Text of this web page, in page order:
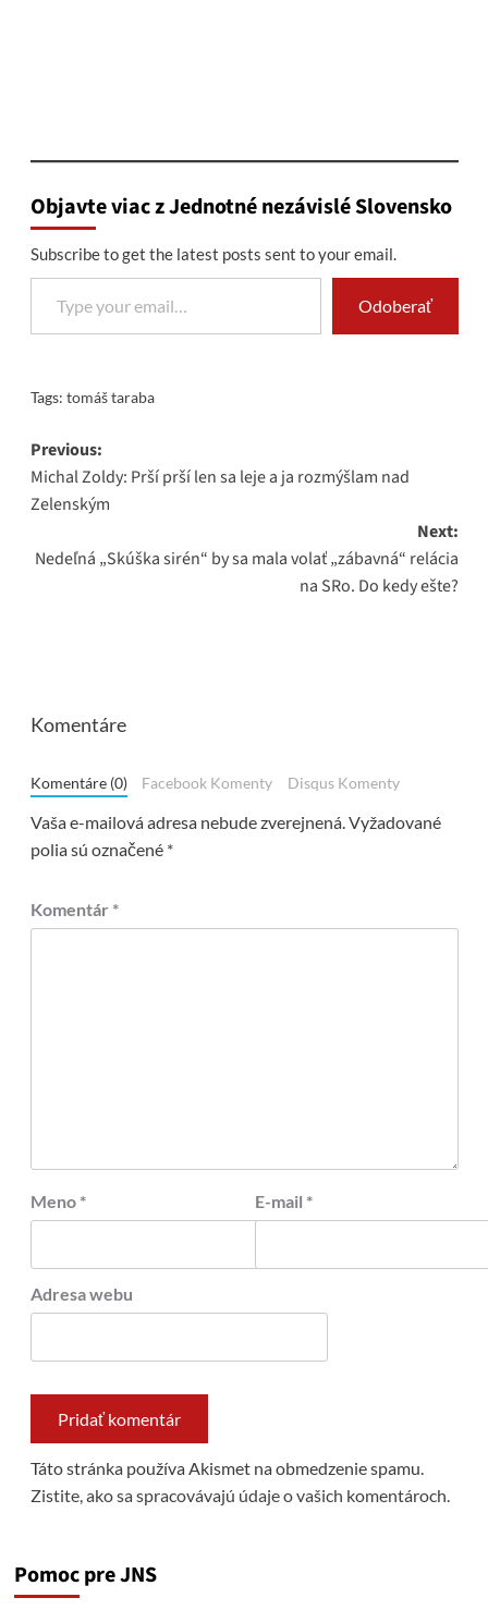
Objavte viac z Jednotné nezávislé Slovensko
Subscribe to get the latest posts sent to your email.
Type your email…
Odoberať
Tags: tomáš taraba
Post
navigation
Previous:
Michal Zoldy: Prší prší len sa leje a ja rozmýšlam nad
Zelenským
Next:
Nedeľná „Skúška sirén“ by sa mala volať „zábavná“ relácia
na SRo. Do kedy ešte?
Komentáre
Komentáre (0) Facebook Komenty Disqus Komenty
Vaša e-mailová adresa nebude zverejnená.Vyžadované
polia sú označené *
Komentár *
Meno * E-mail *
Adresa webu
Táto stránka používa Akismet na obmedzenie spamu.
Zistite, ako sa spracovávajú údaje o vašich komentároch.
Pomoc pre JNS